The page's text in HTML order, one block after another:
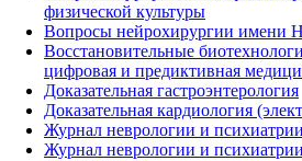
физической культуры
Вопросы нейрохирургии имени
Восстановительные
цифровая и предиктивная
Доказательная гастроэнтерология
Доказательная кардиология
Журнал неврологии и
Журнал неврологии и